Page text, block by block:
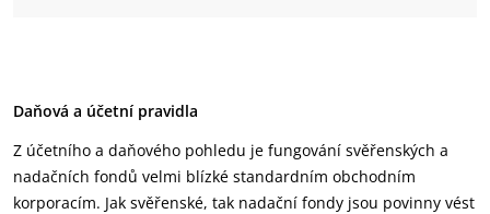
Daňová a účetní pravidla
Z účetního a daňového pohledu je fungování svěřenských a
nadačních fondů velmi blízké standardním obchodním
korporacím. Jak svěřenské, tak nadační fondy jsou povinny vést